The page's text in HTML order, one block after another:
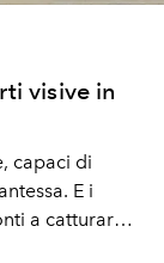
visive in
capaci di
E i
a catturare